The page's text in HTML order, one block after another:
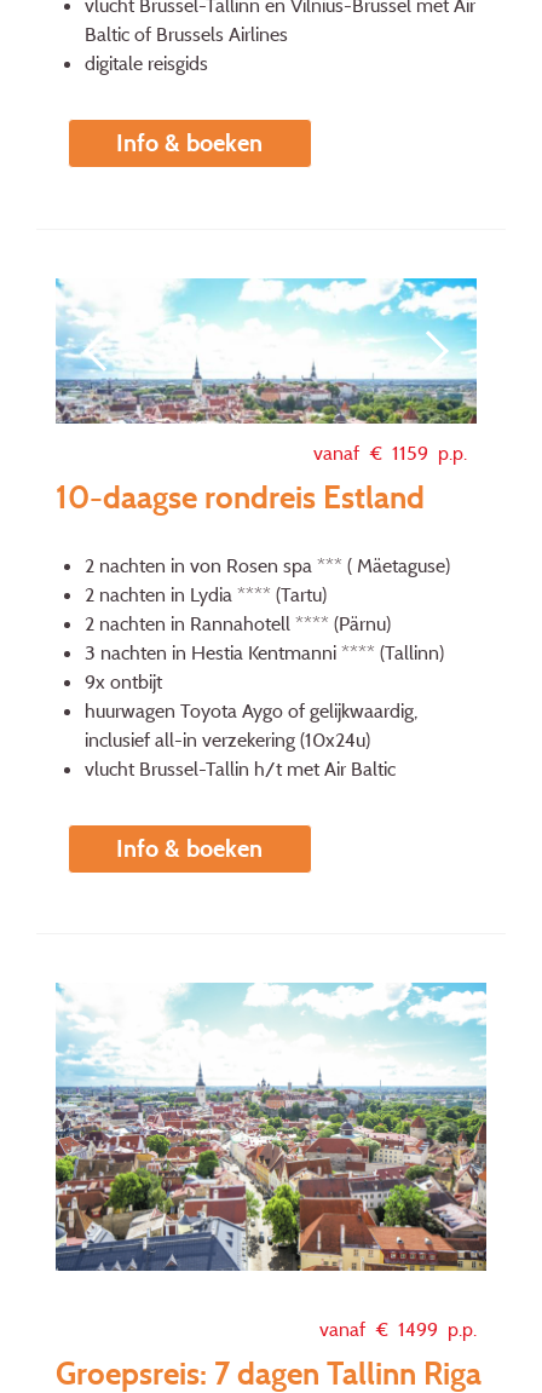
vlucht Brussel-Tallinn en Vilnius-Brussel met Air
Baltic of Brussels Airlines
digitale reisgids
Info & boeken
vanaf € 1159 p.p.
10-daagse rondreis Estland
2 nachten in von Rosen spa *** ( Mäetaguse)
2 nachten in Lydia **** (Tartu)
2 nachten in Rannahotell **** (Pärnu)
3 nachten in Hestia Kentmanni **** (Tallinn)
9x ontbijt
huurwagen Toyota Aygo of gelijkwaardig,
inclusief all-in verzekering (10x24u)
vlucht Brussel-Tallin h/t met Air Baltic
Info & boeken
vanaf € 1499 p.p.
Groepsreis: 7 dagen Tallinn Riga